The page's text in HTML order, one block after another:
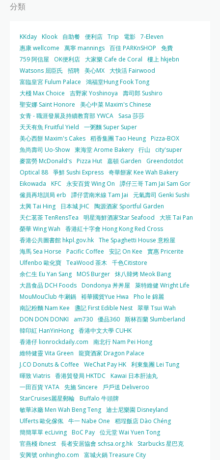
分類
KKday Klook 自助餐 便利店 Trip 電影 7-Eleven
惠康 wellcome
萬寧 mannings 百佳 PARKnSHOP
免費
759 阿信屋
OK便利店 大家樂 Cafe de Coral
樓上 hkjebn
Watsons 屈臣氏
招聘 美心MX 大快活 Fairwood
富臨皇宮 Fulum Palace
鴻福堂Hung Fook Tong
大棧 Max Choice
吉野家 Yoshinoya
壽司郎 Sushiro
聖安娜 Saint Honore
美心中菜 Maxim's Chinese
女青 - 職涯發展及持續教育部 YWCA
Sasa 莎莎
天天有魚 Fruitful Yield
一粥麵 Super Super
美心西餅 Maxim's Cakes 稻香集團 Tao Heung Pizza-BOX
魚尚壽司 Uo-Show 東海堂 Arome Bakery 行山
city'super
麥當勞 McDonald's Pizza Hut 嘉頓 Garden
Greendotdot
Optical 88 爭鮮 Sushi Express 奇華餅家 Kee Wah Bakery
Eikowada
KFC 永安百貨 Wing On
譚仔三哥 Tam Jai Sam Gor
僱員再培訓局 erb
譚仔雲南米線 Tam Jai
元氣壽司 Genki Sushi
太興 Tai Hing
日本城 JHC
陶源酒家 Sportful Garden
天仁茗茶 TenRensTea
明星海鮮酒家Star Seafood
大班 Tai Pan
榮華 Wing Wah
香港紅十字會 Hong Kong Red Cross
香港公共圖書館 hkpl.gov.hk The Spaghetti House 意粉屋
海馬 Sea Horse
Pacific Coffee 安記 On Kee
實惠 Pricerite
Ulfenbo 歐化寶 TeaWood 茶木 千色Citistore
余仁生 Eu Yan Sang MOS Burger 炑八韓烤 Meok Bang
大昌食品 DCH Foods Dondonya 丼丼屋
萊特維健 Wright Life
MouMouClub 牛涮鍋 裕華國貨Yue Hwa
Pho le 錦麗
南記粉麵 Nam Kee
盞記 First Edible Nest 翠華 Tsui Wah
DON DON DONKI
am730 優品360 斯林百蘭 Slumberland
韓印紅 HanYinHong 香港中文大學 CUHK
香港仔 lionrockdaily.com
南北行 Nam Pei Hong
維特健靈 Vita Green
龍寶酒家 Dragon Palace
J.CO Donuts & Coffee
WeChat Pay HK 利東集團 Lei Tung
暉致 Viatris 香港貿發局 HKTDC
Kawai 日本肝油丸
一田百貨 YATA 先施 Sincere
戶戶送 Deliveroo
StarCruises麗星郵輪 Buffalo 牛頭牌
敏華冰廳 Men Wah Beng Teng 迪士尼樂園 Disneyland
Ulferts 歐化傢俬 牛一 Nabe One
稻埕飯店 Dào Chéng
簡簡單單 ecLiving BoC Pay 位元堂 Wai Yuen Tong
官燕棧 ibnest 長者安居協會 schsa.org.hk
Starbucks 星巴克
安興號 onhingho.com
富城火鍋 Treasure City